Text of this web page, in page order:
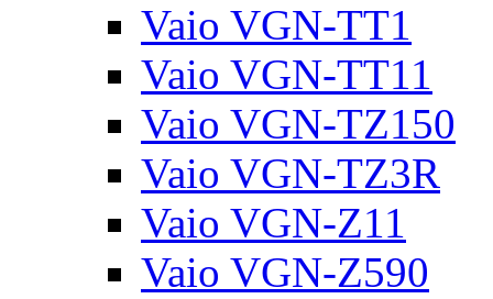
Vaio VGN-TT1
Vaio VGN-TT11
Vaio VGN-TZ150
Vaio VGN-TZ3R
Vaio VGN-Z11
Vaio VGN-Z590